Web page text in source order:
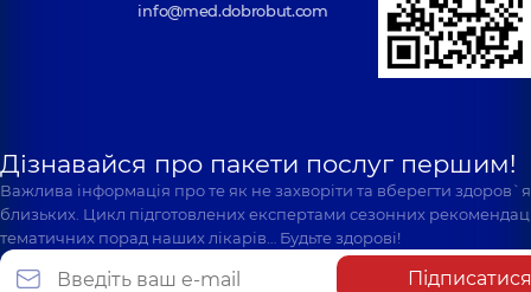
info@med.dobrobut.com
Дізнавайся про пакети послуг першим!
Важлива інформація про те як не захворіти та вберегти
близьких. Цикл підготовлених експертами сезонних
тематичних порад наших лікарів… Будьте здорові!
Підписатися